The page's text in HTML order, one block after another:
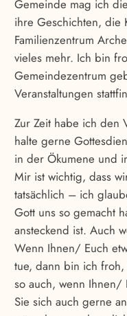
Gemeinde mag ich
ihre Geschichten, die
Familienzentrum
vieles mehr. Ich bin
Gemeindezentrum
Veranstaltungen
Zur Zeit habe ich den
halte gerne
in der Ökumene und
Mir ist wichtig, dass
tatsächlich – ich
Gott uns so gemacht
ansteckend ist. Auch
Wenn Ihnen/ Euch
tue, dann bin ich
so auch, wenn Ihnen/
Sie sich auch gerne